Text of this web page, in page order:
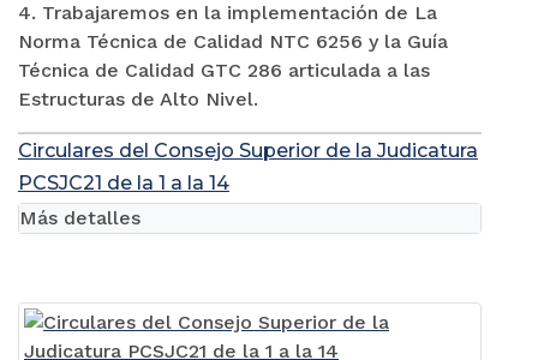
4. Trabajaremos en la implementación de La
Norma Técnica de Calidad NTC 6256 y la Guía
Técnica de Calidad GTC 286 articulada a las
Estructuras de Alto Nivel.
Circulares del Consejo Superior de la Judicatura
PCSJC21 de la 1 a la 14
Más detalles